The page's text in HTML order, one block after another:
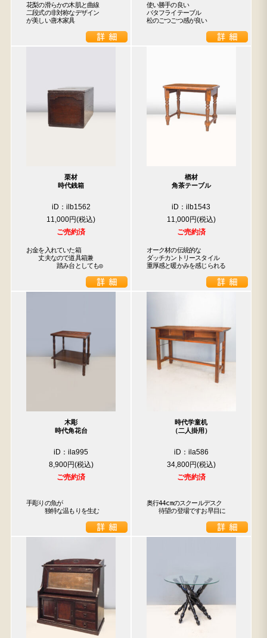
花梨の滑らかの木肌と曲線
二段式の非対称なデザイン
が美しい唐木家具
使い勝手の良い
バタフライテーブル
松のごつごつ感が良い
栗材
時代銭箱
iD：ilb1562
11,000円
ご売約済
お金を入れていた箱
丈夫なので道具箱兼
踏み台としても◎
楢材
角茶テーブル
iD：ilb1543
11,000円
ご売約済
オーク材の伝統的な
ダッチカントリースタイル
重厚感と暖かみを感じられる
木彫
時代角花台
iD：ila995
8,900円
ご売約済
手彫りの魚が
独特な温もりを生む
時代学童机
（二人掛用）
iD：ila586
34,800円
ご売約済
奥行44cmのスクールデスク
待望の登場ですお早目に